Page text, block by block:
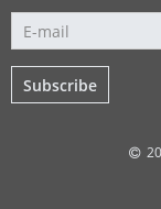
Subscribe